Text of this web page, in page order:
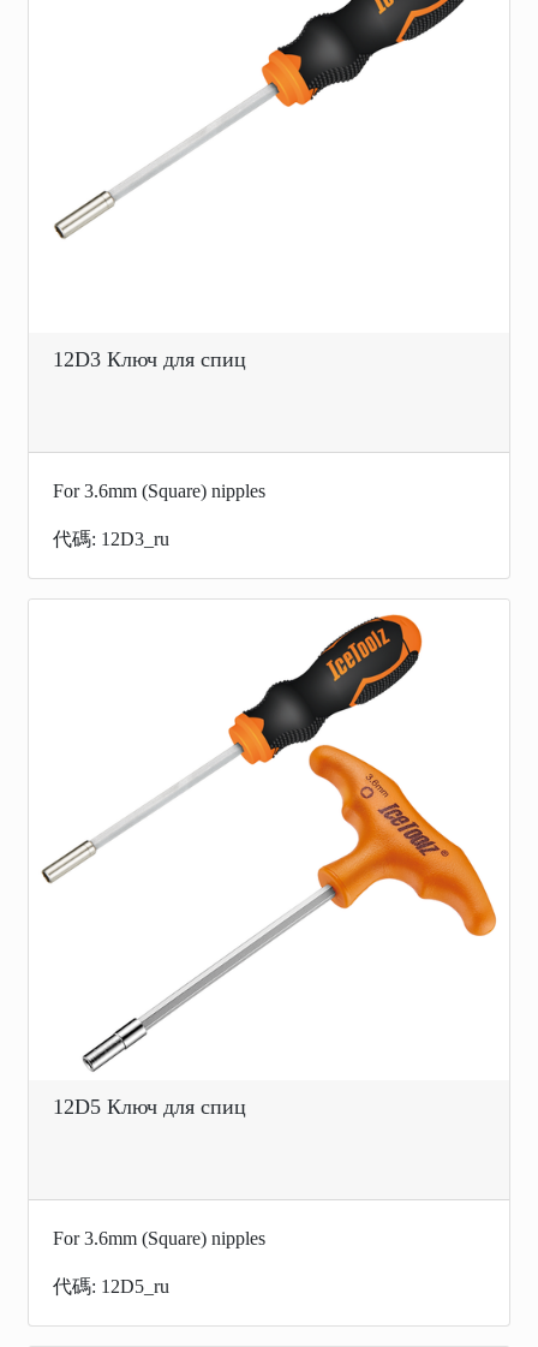
12D3 Ключ для спиц
For 3.6mm (Square) nipples
代碼: 12D3_ru
12D5 Ключ для спиц
For 3.6mm (Square) nipples
代碼: 12D5_ru